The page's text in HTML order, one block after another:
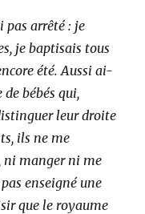
pas arrêté : je
je baptisais tous
été. Aussi ai-
bébés qui,
leur droite
ils ne me
ni manger ni me
enseigné une
que le royaume